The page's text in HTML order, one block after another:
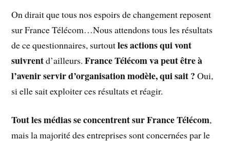
On dirait que tous nos espoirs de changement reposent
sur France Télécom…Nous attendons tous les résultats
de ce questionnaires, surtoutles actions qui vont
suivrentd’ailleurs.France Télécom va peut être à
l’avenir servir d’organisation modèle, qui sait ? Oui,
si elle sait exploiter ces résultats et réagir.
Tout les médias se concentrent sur France Télécom,
mais la majorité des entreprises sont concernées par le